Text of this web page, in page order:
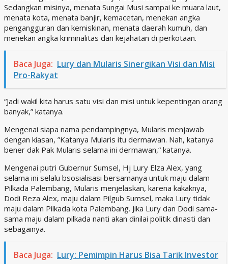
Sedangkan misinya, menata Sungai Musi sampai ke muara laut,
menata kota, menata banjir, kemacetan, menekan angka
pengangguran dan kemiskinan, menata daerah kumuh, dan
menekan angka kriminalitas dan kejahatan di perkotaan.
Baca Juga: Lury dan Mularis Sinergikan Visi dan Misi
Pro-Rakyat
“Jadi wakil kita harus satu visi dan misi untuk kepentingan orang
banyak,” katanya.
Mengenai siapa nama pendampingnya, Mularis menjawab
dengan kiasan, ”Katanya Mularis itu dermawan. Nah, katanya
bener dak Pak Mularis selama ini dermawan,“ katanya.
Mengenai putri Gubernur Sumsel, Hj Lury Elza Alex, yang
selama ini selalu bsosialisasi bersamanya untuk maju dalam
Pilkada Palembang, Mularis menjelaskan, karena kakaknya,
Dodi Reza Alex, maju dalam Pilgub Sumsel, maka Lury tidak
maju dalam Pilkada kota Palembang. Jika Lury dan Dodi sama-
sama maju dalam pilkada nanti akan dinilai politik dinasti dan
sebagainya.
Baca Juga: Lury: Pemimpin Harus Bisa Tarik Investor